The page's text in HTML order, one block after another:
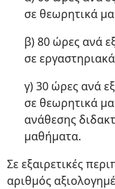
σε θεωρητικά
β) 80 ώρες ανά
σε
γ) 30 ώρες ανά
σε θεωρητικά
ανάθεσης
μαθήματα.
Σε εξαιρετικές
αριθμός